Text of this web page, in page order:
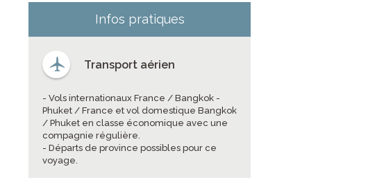
Infos pratiques
Transport aérien
- Vols internationaux France / Bangkok -
Phuket / France et vol domestique Bangkok
/ Phuket en classe économique avec une
compagnie régulière.
- Départs de province possibles pour ce
voyage.